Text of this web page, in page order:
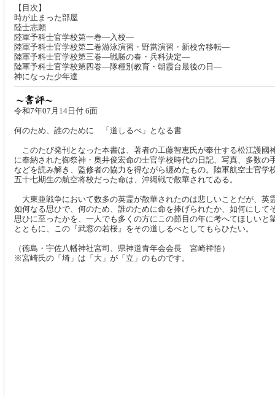
【目次】
時が止まった部屋
陸士志願
陸軍予科士官学校第一巻―入校―
陸軍予科士官学校第二卷游泳演習・野當演習・新校舍移転―
陸軍予科士官学校第三巻―戦勝の春・兵科決定―
陸軍予科士官学校第四巻―隊種別教育・朝霞台最後の日―
神になった少年達
令和7年07月14日付 6面
何のため、誰のために 「道しるべ」となる書
このたび発刊となった本書は、著者の工藤智恵氏が奉仕する松江護國
に奉納された御祭神・奥井俊宏命の士官学校時代の日記、写真、多数の
などを読み解き、監修者の協力を得ながら纏めたもの。陸軍航空士官学
五十七期生の航空将校だった命は、沖縄戦で散華されてゐる。
大東亜戦争において数多の英霊が散華されたのは悲しいことだが、英
如何なる思ひで、何のため、誰のために命を捧げられたか、如何にして
思ひに至ったかを、一人でも多くの方にこの節目の年に考へてほしいと
とともに、この『武窓の若桜』をその道しるべとしてもらひたい。
（徳島・宇佐八幡神社宮司、県神道青年会会長 宮崎祥悟）
※宮崎氏の「埼」は「大」が「立」のものです。